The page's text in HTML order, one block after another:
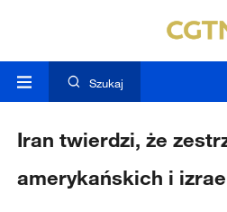
Szukaj
Iran twierdzi, że
amerykańskich i